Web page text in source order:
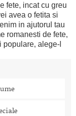
fete, incat cu greu
avea o fetita si
in ajutorul tau
romanesti de fete,
populare, alege-l